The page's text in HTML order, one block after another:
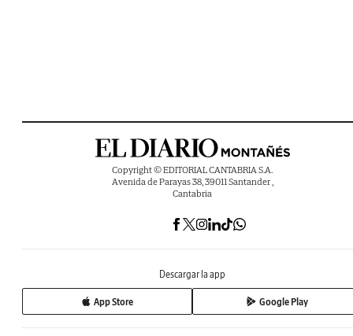
Copyright © EDITORIAL CANTABRIA S.A.
Avenida de Parayas 38, 39011 Santander ,
Cantabria
Descargar la app
App Store Google Play